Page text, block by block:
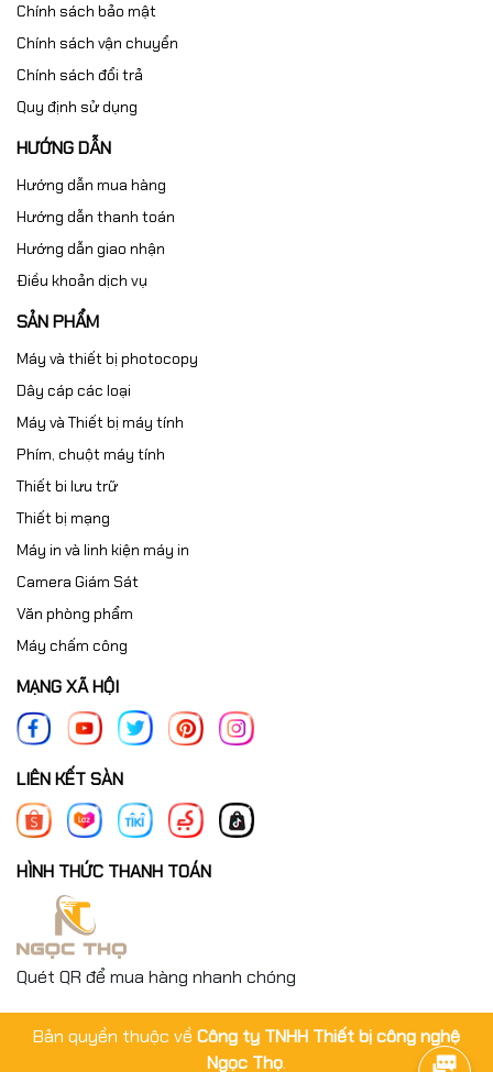
Chính sách bảo mật
Chính sách vận chuyển
Chính sách đổi trả
Quy định sử dụng
HƯỚNG DẪN
Hướng dẫn mua hàng
Hướng dẫn thanh toán
Hướng dẫn giao nhận
Điều khoản dịch vụ
SẢN PHẨM
Máy và thiết bị photocopy
Dây cáp các loại
Máy và Thiết bị máy tính
Phím, chuột máy tính
Thiết bi lưu trữ
Thiết bị mạng
Máy in và linh kiện máy in
Camera Giám Sát
Văn phòng phẩm
Máy chấm công
MẠNG XÃ HỘI
LIÊN KẾT SÀN
HÌNH THỨC THANH TOÁN
Quét QR để mua hàng nhanh chóng
Bản quyền thuộc về Công ty TNHH Thiết bị công nghệ
Ngọc Thọ.